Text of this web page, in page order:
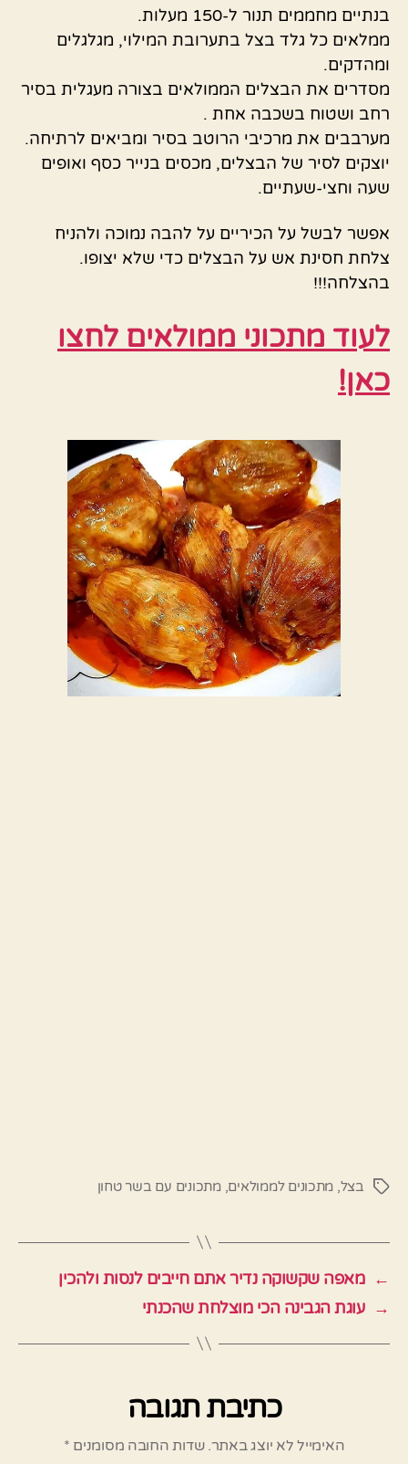
בנתיים מחממים תנור ל-150 מעלות.
ממלאים כל גלד בצל בתערובת המילוי, מגלגלים
ומהדקים.
מסדרים את הבצלים הממולאים בצורה מעגלית בסיר
רחב ושטוח בשכבה אחת .
מערבבים את מרכיבי הרוטב בסיר ומביאים לרתיחה.
יוצקים לסיר של הבצלים, מכסים בנייר כסף ואופים
שעה וחצי-שעתיים.
אפשר לבשל על הכיריים על להבה נמוכה ולהניח
צלחת חסינת אש על הבצלים כדי שלא יצופו.
בהצלחה!!!
לעוד מתכוני ממולאים לחצו
כאן!
תגיותבצל, מתכונים לממולאים,מתכונים עם בשר טחון
← מאפה שקשוקה נדיר אתם חייבים לנסות ולהכין
→ עוגת הגבינה הכי מוצלחת שהכנתי
כתיבת תגובה
האימייל לא יוצג באתר. שדות החובה מסומנים *